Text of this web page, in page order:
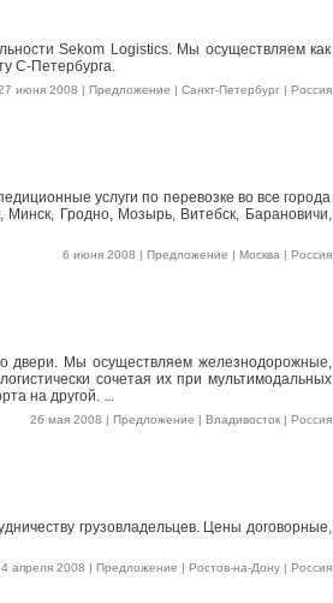
Sekom Logistics. Мы осуществляем как
С-Петербурга.
июня 2008 | Предложение | Санкт-Петербург | Россия
услуги по перевозке во все города
Минск, Гродно, Мозырь, Витебск, Барановичи,
6 июня 2008 | Предложение | Москва | Россия
двери. Мы осуществляем железнодорожные,
сочетая их при мультимодальных
на другой. ...
26 мая 2008 | Предложение | Владивосток | Россия
грузовладельцев. Цены договорные,
апреля 2008 | Предложение | Ростов-на-Дону | Россия